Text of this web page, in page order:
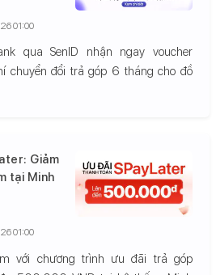
qua SenID nhận ngay voucher
chuyển đổi trả góp 6 tháng cho đồ
01:00
Giảm
tại Minh
với chương trình ưu đãi trả góp
01:00